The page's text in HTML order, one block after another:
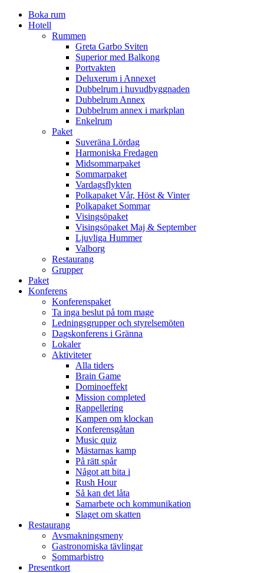
Boka rum
Hotell
Rummen
Greta Garbo Sviten
Superior med Balkong
Portvakten
Deluxerum i Annexet
Dubbelrum i huvudbyggnaden
Dubbelrum Annex
Dubbelrum annex i markplan
Enkelrum
Paket
Suveräna Lördag
Harmoniska Fredagen
Midsommarpaket
Sommarpaket
Vardagsflykten
Polkapaket Vår, Höst & Vinter
Polkapaket Sommar
Visingsöpaket
Visingsöpaket Maj & September
Ljuvliga Hummer
Valborg
Restaurang
Grupper
Paket
Konferens
Konferenspaket
Ta inga beslut på tom mage
Ledningsgrupper och styrelsemöten
Dagskonferens i Gränna
Lokaler
Aktiviteter
Alla tiders
Brain Game
Dominoeffekt
Mission completed
Rappellering
Kampen om klockan
Konferensgåtan
Music quiz
Mästarnas kamp
På rätt spår
Något att bita i
Rush Hour
Så kan det låta
Samarbete och kommunikation
Slaget om skatten
Restaurang
Avsmakningsmeny
Gastronomiska tävlingar
Sommarbistro
Presentkort